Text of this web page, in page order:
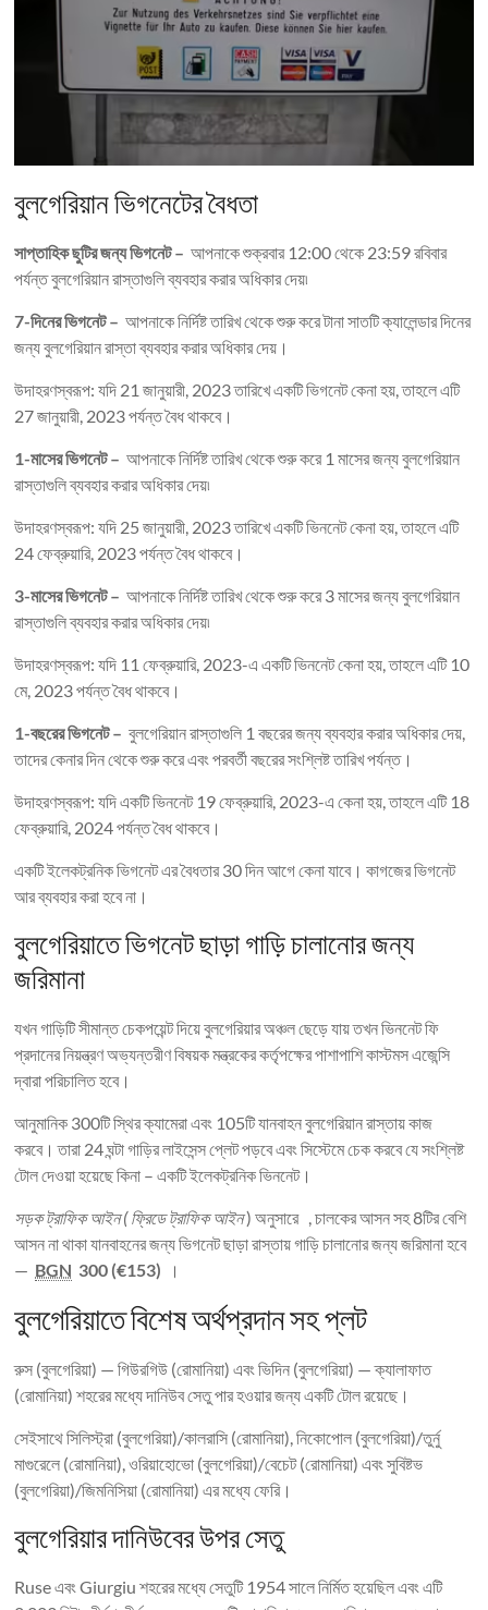
বুলগেরিয়ান ভিগনেটের বৈধতা
সাপ্তাহিক ছুটির জন্য ভিগনেট – আপনাকে শুক্রবার 12:00 থেকে 23:59 রবিবার
পর্যন্ত বুলগেরিয়ান রাস্তাগুলি ব্যবহার করার অধিকার দেয়৷
7-দিনের ভিগনেট – আপনাকে নির্দিষ্ট তারিখ থেকে শুরু করে টানা সাতটি ক্যালেন্ডার দিনের
জন্য বুলগেরিয়ান রাস্তা ব্যবহার করার অধিকার দেয়।
উদাহরণস্বরূপ: যদি 21 জানুয়ারী, 2023 তারিখে একটি ভিগনেট কেনা হয়, তাহলে এটি
27 জানুয়ারী, 2023 পর্যন্ত বৈধ থাকবে।
1-মাসের ভিগনেট – আপনাকে নির্দিষ্ট তারিখ থেকে শুরু করে 1 মাসের জন্য বুলগেরিয়ান
রাস্তাগুলি ব্যবহার করার অধিকার দেয়৷
উদাহরণস্বরূপ: যদি 25 জানুয়ারী, 2023 তারিখে একটি ভিননেট কেনা হয়, তাহলে এটি
24 ফেব্রুয়ারি, 2023 পর্যন্ত বৈধ থাকবে।
3-মাসের ভিগনেট – আপনাকে নির্দিষ্ট তারিখ থেকে শুরু করে 3 মাসের জন্য বুলগেরিয়ান
রাস্তাগুলি ব্যবহার করার অধিকার দেয়৷
উদাহরণস্বরূপ: যদি 11 ফেব্রুয়ারি, 2023-এ একটি ভিননেট কেনা হয়, তাহলে এটি 10 ​​
মে, 2023 পর্যন্ত বৈধ থাকবে।
1-বছরের ভিগনেট – বুলগেরিয়ান রাস্তাগুলি 1 বছরের জন্য ব্যবহার করার অধিকার দেয়,
তাদের কেনার দিন থেকে শুরু করে এবং পরবর্তী বছরের সংশ্লিষ্ট তারিখ পর্যন্ত।
উদাহরণস্বরূপ: যদি একটি ভিননেট 19 ফেব্রুয়ারি, 2023-এ কেনা হয়, তাহলে এটি 18
ফেব্রুয়ারি, 2024 পর্যন্ত বৈধ থাকবে।
একটি ইলেকট্রনিক ভিগনেট এর বৈধতার 30 দিন আগে কেনা যাবে। কাগজের ভিগনেট
আর ব্যবহার করা হবে না।
বুলগেরিয়াতে ভিগনেট ছাড়া গাড়ি চালানোর জন্য
জরিমানা
যখন গাড়িটি সীমান্ত চেকপয়েন্ট দিয়ে বুলগেরিয়ার অঞ্চল ছেড়ে যায় তখন ভিননেট ফি
প্রদানের নিয়ন্ত্রণ অভ্যন্তরীণ বিষয়ক মন্ত্রকের কর্তৃপক্ষের পাশাপাশি কাস্টমস এজেন্সি
দ্বারা পরিচালিত হবে।
আনুমানিক 300টি স্থির ক্যামেরা এবং 105টি যানবাহন বুলগেরিয়ান রাস্তায় কাজ
করবে। তারা 24 ঘন্টা গাড়ির লাইসেন্স প্লেট পড়বে এবং সিস্টেমে চেক করবে যে সংশ্লিষ্ট
টোল দেওয়া হয়েছে কিনা – একটি ইলেকট্রনিক ভিননেট।
সড়ক ট্রাফিক আইন ( ফ্রিডে ট্রাফিক আইন) অনুসারে , চালকের আসন সহ 8টির বেশি
আসন না থাকা যানবাহনের জন্য ভিগনেট ছাড়া রাস্তায় গাড়ি চালানোর জন্য জরিমানা হবে
— BGN 300 (€153) ।
বুলগেরিয়াতে বিশেষ অর্থপ্রদান সহ প্লট
রুস (বুলগেরিয়া) — গিউরগিউ (রোমানিয়া) এবং ভিদিন (বুলগেরিয়া) — ক্যালাফাত
(রোমানিয়া) শহরের মধ্যে দানিউব সেতু পার হওয়ার জন্য একটি টোল রয়েছে।
সেইসাথে সিলিস্ট্রা (বুলগেরিয়া)/কালরাসি (রোমানিয়া), নিকোপোল (বুলগেরিয়া)/তুর্নু
মাগুরেলে (রোমানিয়া), ওরিয়াহোভো (বুলগেরিয়া)/বেচেট (রোমানিয়া) এবং সুবিষ্টভ
(বুলগেরিয়া)/জিমনিসিয়া (রোমানিয়া) এর মধ্যে ফেরি।
বুলগেরিয়ার দানিউবের উপর সেতু
Ruse এবং Giurgiu শহরের মধ্যে সেতুটি 1954 সালে নির্মিত হয়েছিল এবং এটি